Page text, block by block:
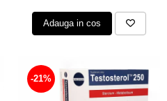
Adauga in cos
-21%